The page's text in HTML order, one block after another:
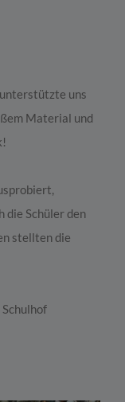
uns
Material und
die Schüler den
stellten die